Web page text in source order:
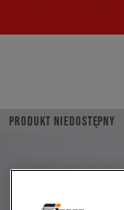
PRODUKT NIEDOSTĘPNY